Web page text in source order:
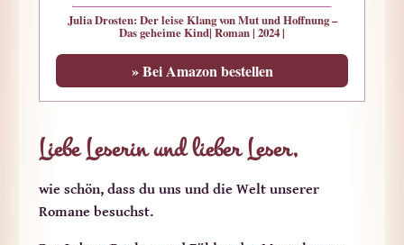
Julia Drosten: Der leise Klang von Mut und Hoffnung –
Das geheime Kind|Roman | 2024 |
» Bei Amazon bestellen
Liebe Leserin und lieber Leser,
wie schön, dass du uns und die Welt unserer
Romane besuchst.